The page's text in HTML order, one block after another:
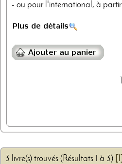
- ou pour l'international, à partir
3 livre(s) trouvés (Résultats 1 à 3) [1]